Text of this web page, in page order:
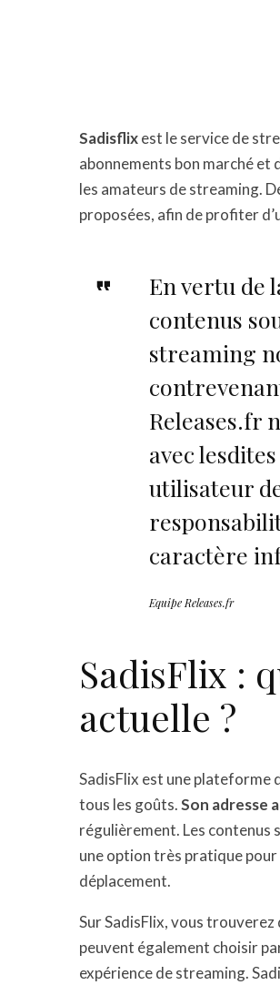
Sadisflixest le service de
abonnements bon marché
les amateurs de streaming.
proposées, afin de profiter
En vertu de
contenus
streaming
Releases.fr
avec
utilisateur
caractère
Equipe Releases.fr
SadisFlix :
actuelle ?
SadisFlix est une plateforme
tous les goûts.Son adresse
régulièrement. Les contenus
une option très pratique
déplacement.
Sur SadisFlix, vous
peuvent également choisir
expérience de streaming.